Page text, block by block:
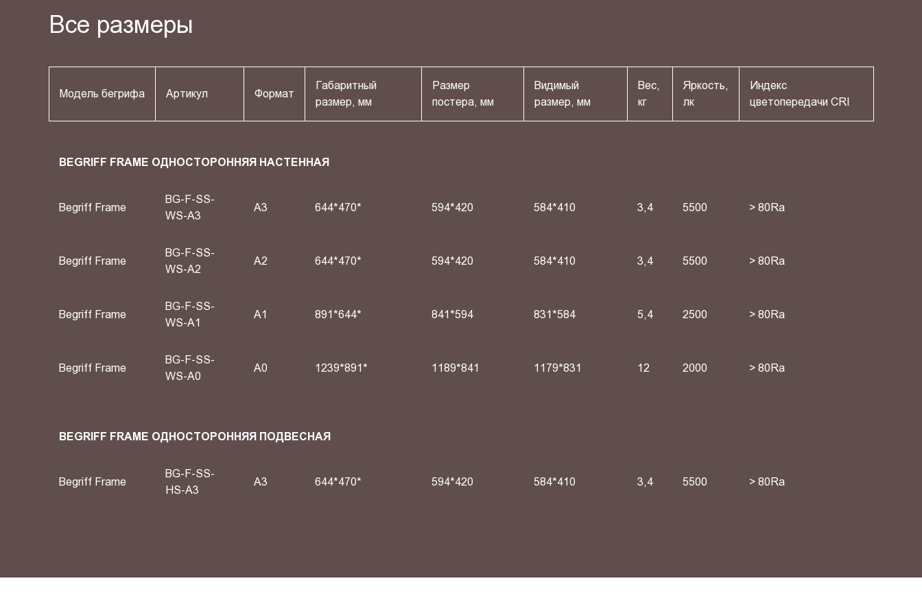
Все размеры
Модель бегрифа Артикул Формат
Габаритный
размер, мм
Размер
постера, мм
Видимый
размер, мм
Вес,
кг
Яркость,
лк
Индекс
цветопередачи СRI
BEGRIFF FRAME ОДНОСТОРОННЯЯ НАСТЕННАЯ
Begriff Frame
BG-F-SS-
WS-A3
A3 644*470* 594*420 584*410 3,4 5500 > 80Ra
Begriff Frame
BG-F-SS-
WS-A2
A2 644*470* 594*420 584*410 3,4 5500 > 80Ra
Begriff Frame
BG-F-SS-
WS-A1
А1 891*644* 841*594 831*584 5,4 2500 > 80Ra
Begriff Frame
BG-F-SS-
WS-A0
А0 1239*891* 1189*841 1179*831 12 2000 > 80Ra
BEGRIFF FRAME ОДНОСТОРОННЯЯ ПОДВЕСНАЯ
Begriff Frame
BG-F-SS-
HS-A3
A3 644*470* 594*420 584*410 3,4 5500 > 80Ra